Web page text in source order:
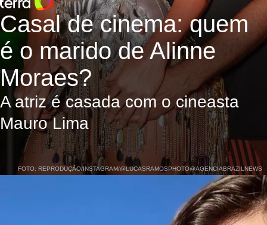
Casal de cinema: quem
é o marido de Alinne
Moraes?
A atriz é casada com o cineasta
Mauro Lima
FOTO: REPRODUÇÃO/INSTAGRAM/@LUCASRAMOSPHOTO@AGENCIABRAZILNEWS